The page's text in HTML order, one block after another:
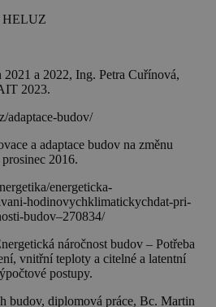
HELUZ
a 2022, Ing. Petra Cuřínová,
2023.
adaptace-budov/
a adaptace budov na změnu
2016.
energeticka-
hodinovychklimatickychdat-pri-
budov–270834/
náročnost budov – Potřeba
vnitřní teploty a citelné a latentní
postupy.
budov, diplomová práce, Bc. Martin